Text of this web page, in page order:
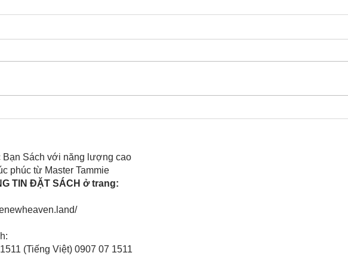
Cô Hoa Duong chia sẻ
Sách với năng lượng cao
phúc từ Master Tammie
TIN ĐẶT SÁCH ở trang:
(Tiếng Việt) 0907 07 1511